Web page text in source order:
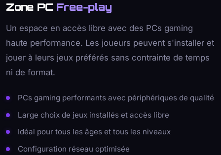
Zone PC Free-play
Un espace en accès libre avec des PCs gaming
haute performance. Les joueurs peuvent s'installer et
jouer à leurs jeux préférés sans contrainte de temps
ni de format.
PCs gaming performants avec périphériques de qualité
Large choix de jeux installés et accès libre
Idéal pour tous les âges et tous les niveaux
Configuration réseau optimisée